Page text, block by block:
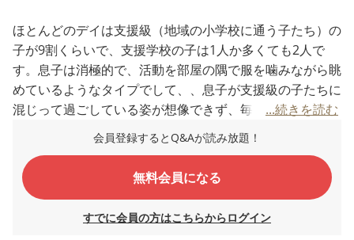
ほとんどのデイは支援級（地域の小学校に通う子たち）の
子が9割くらいで、支援学校の子は1人か多くても2人で
す。息子は消極的で、活動を部屋の隅で服を噛みながら眺
めているようなタイプでして、、息子が支援級の子たちに
混じって過ごしている姿が想像できず、毎日安定して通う
ことができるのか心配しています。
支援級の子が多くいるデイの先生も『支援学校の子もいら
っしゃいますよ^_^』という感じで、あまり気にしてなさ
そう（内心は嫌かもですが）な感じでした。
...続きを読む
会員登録するとQ&Aが読み放題！
無料会員になる
すでに会員の方はこちらからログイン